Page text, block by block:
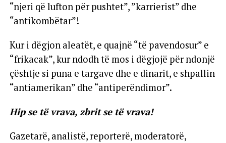
“njeri që lufton për pushtet”, ”karrierist” dhe
“antikombëtar”!
Kur i dëgjon aleatët, e quajnë “të pavendosur” e
“frikacak”, kur ndodh të mos i dëgjojë për ndonjë
çështje si puna e targave dhe e dinarit, e shpallin
“antiamerikan” dhe “antiperëndimor”.
Hip se të vrava, zbrit se të vrava!
Gazetarë, analistë, reporterë, moderatorë,